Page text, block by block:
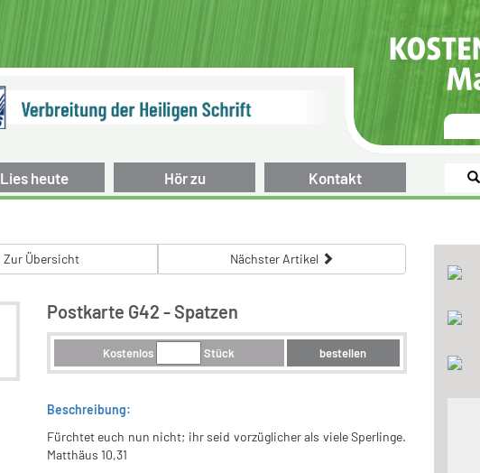
Lies heute Hör zu Kontakt
Zur Übersicht Nächster Artikel
Postkarte G42 - Spatzen
Kostenlos Stück bestellen
Beschreibung:
Fürchtet euch nun nicht; ihr seid vorzüglicher als viele Sperlinge.
Matthäus 10,31